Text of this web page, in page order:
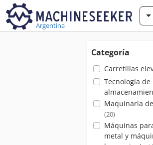
Argentina
Categoría
Carretillas
Tecnología de
Maquinaria
(20)
Máquinas
metal y